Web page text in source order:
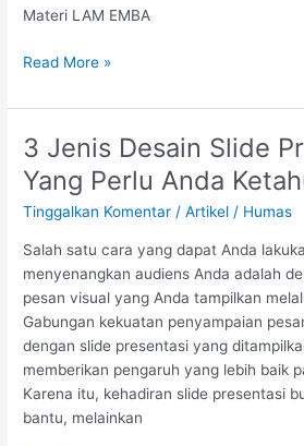
Materi LAM EMBA
LAM-
Read More »
3 Jenis Desain Slide
Yang Perlu Anda
Tinggalkan Komentar /Artikel / Humas
Salah satu cara yang dapat Anda
menyenangkan audiens Anda adalah
pesan visual yang Anda tampilkan
Gabungan kekuatan penyampaian
dengan slide presentasi yang
memberikan pengaruh yang lebih baik
Karena itu, kehadiran slide presentasi
bantu, melainkan
3
Jenis
Desain
Slide
Perlu
Anda
Ketahui